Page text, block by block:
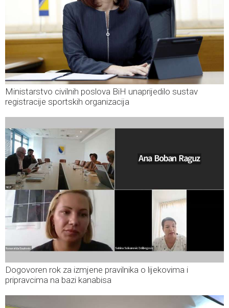
Ministarstvo civilnih poslova BiH unaprijedilo sustav
registracije sportskih organizacija
Dogovoren rok za izmjene pravilnika o lijekovima i
pripravcima na bazi kanabisa